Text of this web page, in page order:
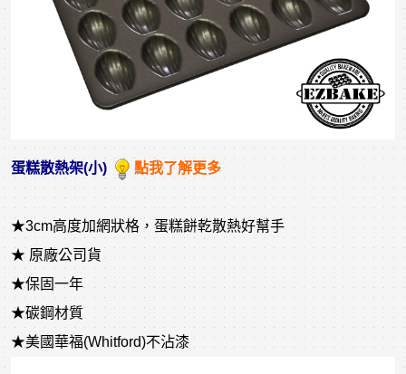
蛋糕散熱架(小) 點我了解更多
★3cm高度加網狀格，蛋糕餅乾散熱好幫手
★ 原廠公司貨
★保固一年
★碳鋼材質
★美國華福(Whitford)不沾漆